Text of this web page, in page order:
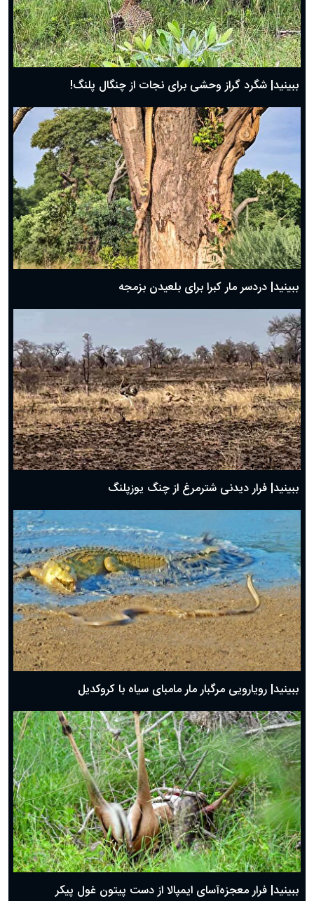
ببینید| شگرد گراز وحشی برای نجات از چنگال پلنگ!
ببینید| دردسر مار کبرا برای بلعیدن بزمجه
ببینید| فرار دیدنی شترمرغ از چنگ یوزپلنگ
ببینید| رویارویی مرگبار مار مامبای سیاه با کروکدیل
ببینید| فرار معجزه‌آسای ایمپالا از دست پیتون غول پیکر